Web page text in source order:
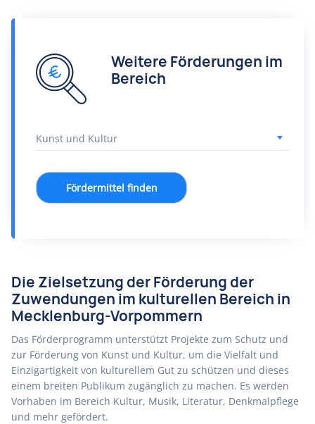
Weitere Förderungen im
Bereich
Fördermittel finden
Die Zielsetzung der Förderung der
Zuwendungen im kulturellen Bereich in
Mecklenburg-Vorpommern
Das Förderprogramm unterstützt Projekte zum Schutz und
zur Förderung von Kunst und Kultur, um die Vielfalt und
Einzigartigkeit von kulturellem Gut zu schützen und dieses
einem breiten Publikum zugänglich zu machen. Es werden
Vorhaben im Bereich Kultur, Musik, Literatur, Denkmalpflege
und mehr gefördert.